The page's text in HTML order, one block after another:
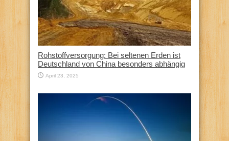
Rohstoffversorgung: Bei seltenen Erden ist
Deutschland von China besonders abhängig
April 23, 2025